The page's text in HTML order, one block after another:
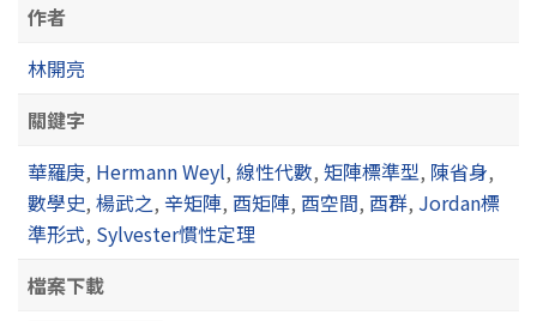
作者
林開亮
關鍵字
華羅庚, Hermann Weyl, 線性代數, 矩陣標準型, 陳省身,
數學史, 楊武之, 辛矩陣, 酉矩陣, 酉空間, 酉群, Jordan標
準形式, Sylvester慣性定理
檔案下載